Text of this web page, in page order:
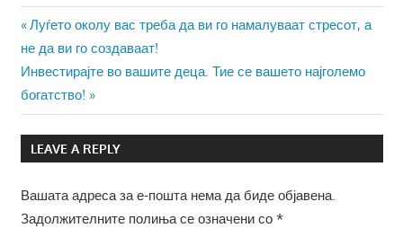
Навигација
на
напис
Previous
Post:
Луѓето околу вас треба да ви го намалуваат стресот, а
не да ви го создаваат!
Next
Post:
Инвестирајте во вашите деца. Тие се вашето најголемо
богатство!
LEAVE A REPLY
Вашата адреса за е-пошта нема да биде објавена.
Задолжителните полиња се означени со *